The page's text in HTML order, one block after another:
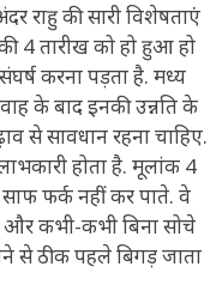
राहु की सारी विशेषताएं
4 तारीख को हो हुआ हो
करना पड़ता है. मध्य
के बाद इनकी उन्नति के
से सावधान रहना चाहिए.
होता है. मूलांक 4
फर्क नहीं कर पाते. वे
कभी-कभी बिना सोचे
से ठीक पहले बिगड़ जाता